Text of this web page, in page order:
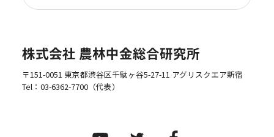
株式会社 農林中金総合研究所
〒151-0051 東京都渋谷区千駄ヶ谷5-27-11 アグリスクエア新宿
Tel： 03-6362-7700（代表）